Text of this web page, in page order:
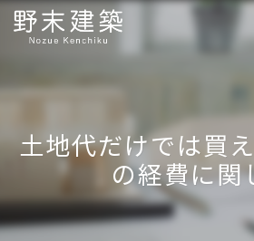
土地代だけでは買
の経費に関